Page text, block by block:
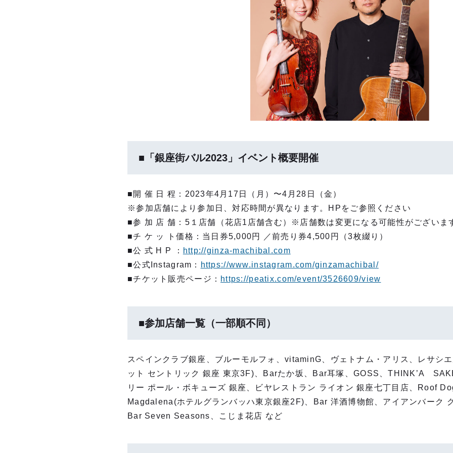
■「銀座街バル2023」イベント概要開催
■開 催 ⽇ 程：2023年4⽉17⽇（⽉）〜4⽉28⽇（⾦）
※参加店舗により参加⽇、対応時間が異なります。HPをご参照ください
■参 加 店 舗：5１店舗（花店1店舗含む）※店舗数は変更になる可能性がございま
■チ ケ ッ ト価格：当⽇券5,000円 ／前売り券4,500円（3枚綴り）
■公 式 H P ： http://ginza-machibal.com
■公式Instagram：
https://www.instagram.com/ginzamachibal/
■チケット販売ページ： https://peatix.com/event/3526609/view
■参加店舗⼀覧（⼀部順不同）
スペインクラブ銀座、ブルーモルフォ、vitaminG、ヴェトナム・アリス、レサシ
ット セントリック 銀座 東京3F)、Barたか坂、Bar⽿塚、GOSS、THINK’A
リー ポール・ボキューズ 銀座、ビヤレストラン ライオン 銀座七丁⽬店、Roof
Magdalena(ホテルグランバッハ東京銀座2F)、Bar 洋酒博物館、アイアンバーク
Bar Seven Seasons、こじま花店 など